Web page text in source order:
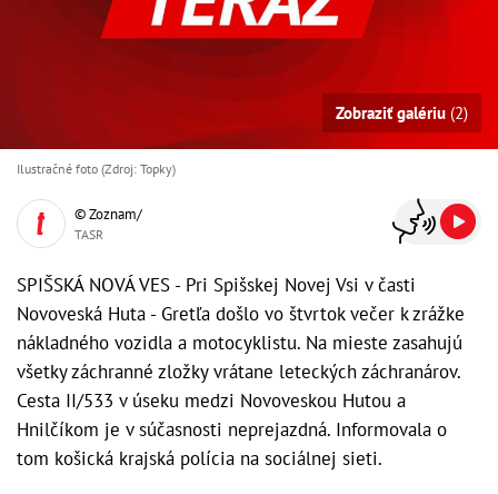
Zobraziť galériu (2)
Ilustračné foto (Zdroj: Topky)
© Zoznam/
TASR
SPIŠSKÁ NOVÁ VES - Pri Spišskej Novej Vsi v časti
Novoveská Huta - Gretľa došlo vo štvrtok večer k zrážke
nákladného vozidla a motocyklistu. Na mieste zasahujú
všetky záchranné zložky vrátane leteckých záchranárov.
Cesta II/533 v úseku medzi Novoveskou Hutou a
Hnilčíkom je v súčasnosti neprejazdná. Informovala o
tom košická krajská polícia na sociálnej sieti.